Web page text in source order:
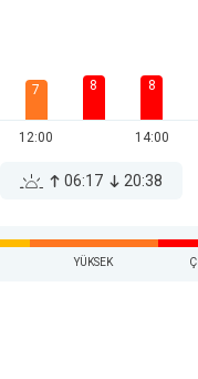
7
12:00
8 8
14:00
06:17 20:38
YÜKSEK